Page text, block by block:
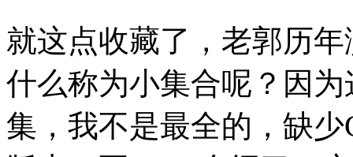
就这点收藏了，老郭历
什么称为小集合呢？因
集，我不是最全的，缺